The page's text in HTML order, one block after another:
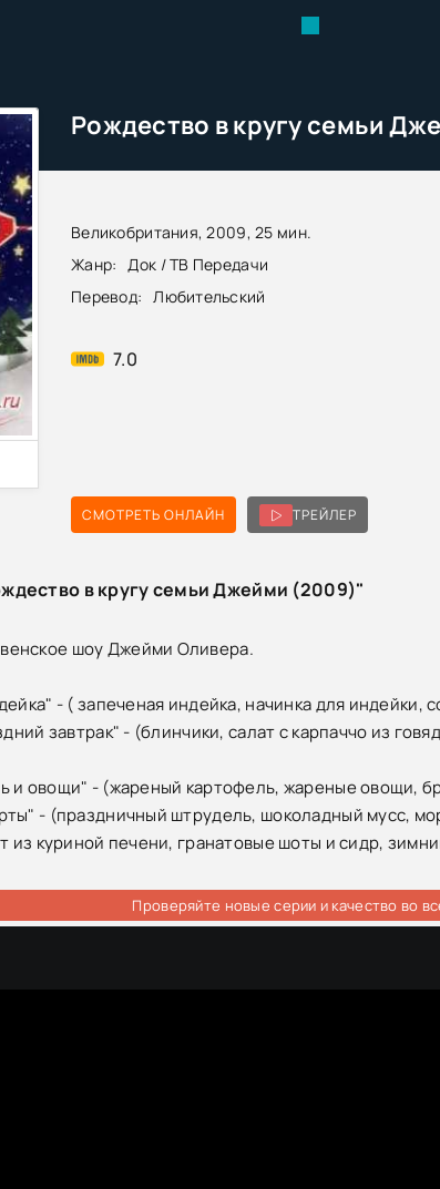
Великобритания, 2009, 25 мин.
Жанр:
Док / ТВ Передачи
Перевод: Любительский
7.0
СМОТРЕТЬ ОНЛАЙН ТРЕЙЛЕР
в кругу семьи Джейми (2009)"
шоу Джейми Оливера.
- ( запеченая индейка, начинка для индейки,
завтрак" - (блинчики, салат с карпаччо из
и овощи" - (жареный картофель, жареные овощи,
- (праздничный штрудель, шоколадный мусс,
из куриной печени, гранатовые шоты и сидр,
Проверяйте новые серии и качество во